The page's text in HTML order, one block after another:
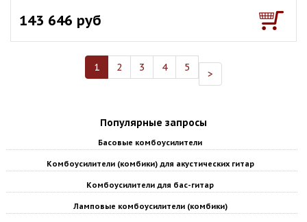
143 646 руб
1 2 3 4 5
>
Популярные запросы
Басовые комбоусилители
Комбоусилители (комбики) для акустических гитар
Комбоусилители для бас-гитар
Ламповые комбоусилители (комбики)